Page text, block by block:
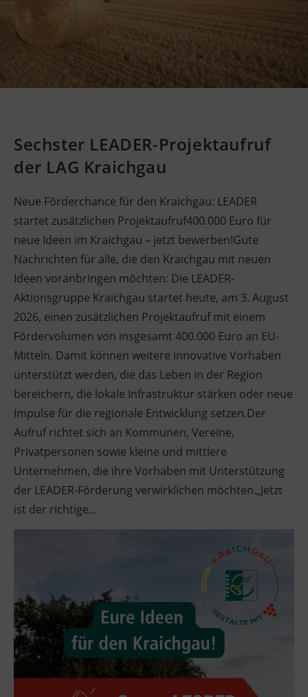
Sechster LEADER-Projektaufruf
der LAG Kraichgau
Neue Förderchance für den Kraichgau: LEADER
startet zusätzlichen Projektaufruf400.000 Euro für
neue Ideen im Kraichgau – jetzt bewerben!Gute
Nachrichten für alle, die den Kraichgau mit neuen
Ideen voranbringen möchten: Die LEADER-
Aktionsgruppe Kraichgau startet heute, am 3. August
2026, einen zusätzlichen Projektaufruf mit einem
Fördervolumen von insgesamt 400.000 Euro an EU-
Mitteln. Damit können weitere innovative Vorhaben
unterstützt werden, die das Leben in der Region
bereichern, die lokale Infrastruktur stärken oder neue
Impulse für die regionale Entwicklung setzen.Der
Aufruf richtet sich an Kommunen, Vereine,
Privatpersonen sowie kleine und mittlere
Unternehmen, die ihre Vorhaben mit Unterstützung
der LEADER-Förderung verwirklichen möchten.„Jetzt
ist der richtige…